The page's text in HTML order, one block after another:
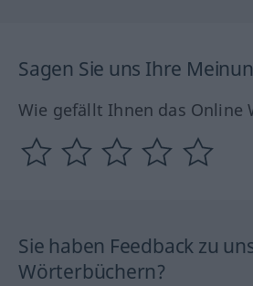
Sagen Sie uns Ihre
Wie gefällt Ihnen das Online
Sie haben Feedback zu
Wörterbüchern?